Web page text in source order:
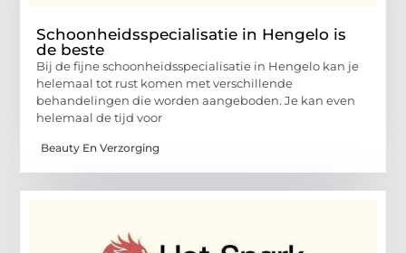
Schoonheidsspecialisatie in Hengelo is
de beste
Bij de fijne schoonheidsspecialisatie in Hengelo kan je
helemaal tot rust komen met verschillende
behandelingen die worden aangeboden. Je kan even
helemaal de tijd voor
Beauty En Verzorging